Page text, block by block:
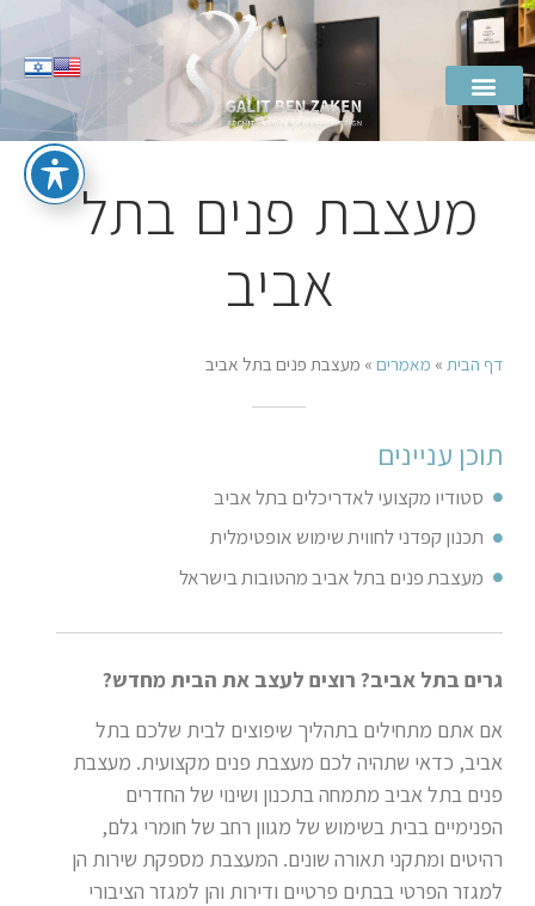
מעצבת פנים בתל
אביב
דף הבית » מאמרים» מעצבת פנים בתל אביב
תוכן עניינים
סטודיו מקצועי לאדריכלים בתל אביב
תכנון קפדני לחווית שימוש אופטימלית
מעצבת פנים בתל אביב מהטובות בישראל
גרים בתל אביב? רוצים לעצב את הבית מחדש?
אם אתם מתחילים בתהליך שיפוצים לבית שלכם בתל
אביב, כדאי שתהיה לכם מעצבת פנים מקצועית. מעצבת
פנים בתל אביב מתמחה בתכנון ושינוי של החדרים
הפנימיים בבית בשימוש של מגוון רחב של חומרי גלם,
רהיטים ומתקני תאורה שונים. המעצבת מספקת שירות הן
למגזר הפרטי בבתים פרטיים ודירות והן למגזר הציבורי